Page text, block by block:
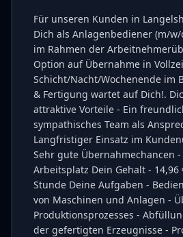
Für unseren Kunden in
Dich als Anlagenbediener (m/w/
im Rahmen der
Option auf Übernahme in
Schicht/Nacht/Wochenende im
& Fertigung wartet auf Dich!.
attraktive Vorteile - Ein
sympathisches Team als
Langfristiger Einsatz im
Sehr gute Übernahmechancen
Arbeitsplatz Dein Gehalt - 14,96
Stunde Deine Aufgaben -
von Maschinen und Anlagen -
Produktionsprozesses -
der gefertigten Erzeugnisse -